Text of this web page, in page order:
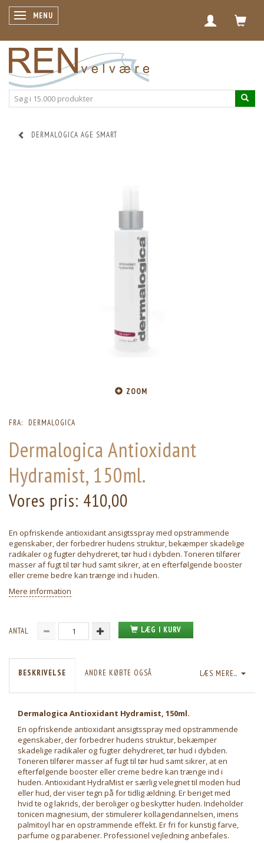
SKIFTE NAVIGATION
MENU
DERMALOGICA AGE SMART
ZOOM
FRA: DERMALOGICA
Dermalogica Antioxidant
Hydramist, 150ml.
Vores pris: 410,00
En opfriskende antioxidant ansigtsspray med opstrammende
egenskaber, der forbedrer hudens struktur, bekæmper skadelige
radikaler og fugter dehydreret, tør hud i dybden. Toneren tilfører
masser af fugt til tør hud samt sikrer, at en efterfølgende booster
eller creme bedre kan trænge ind i huden.
Mere information
ANTAL LÆG I KURV
LÆS MERE...
BESKRIVELSE ANDRE KØBTE OGSÅ
Dermalogica Antioxidant Hydramist, 150ml.
En opfriskende antioxidant ansigtsspray med opstrammende
egenskaber, der forbedrer hudens struktur, bekæmper
skadelige radikaler og fugter dehydreret, tør hud i dybden.
Toneren tilfører masser af fugt til tør hud samt sikrer, at en
efterfølgende booster eller creme bedre kan trænge ind i
huden. Antioxidant HydraMist er særlig velegnet til moden hud
eller hud, der viser tegn på for tidlig ældning. Er beriget med
hvid te og lakrids, der beroliger og beskytter huden. Indeholder
tonicen magnesium, der stimulerer kollagendannelsen, imens
palmitoyl har en opstrammende effekt. Er fri for kunstig farve,
parfume og parabener. Professionel vejledning anbefales.